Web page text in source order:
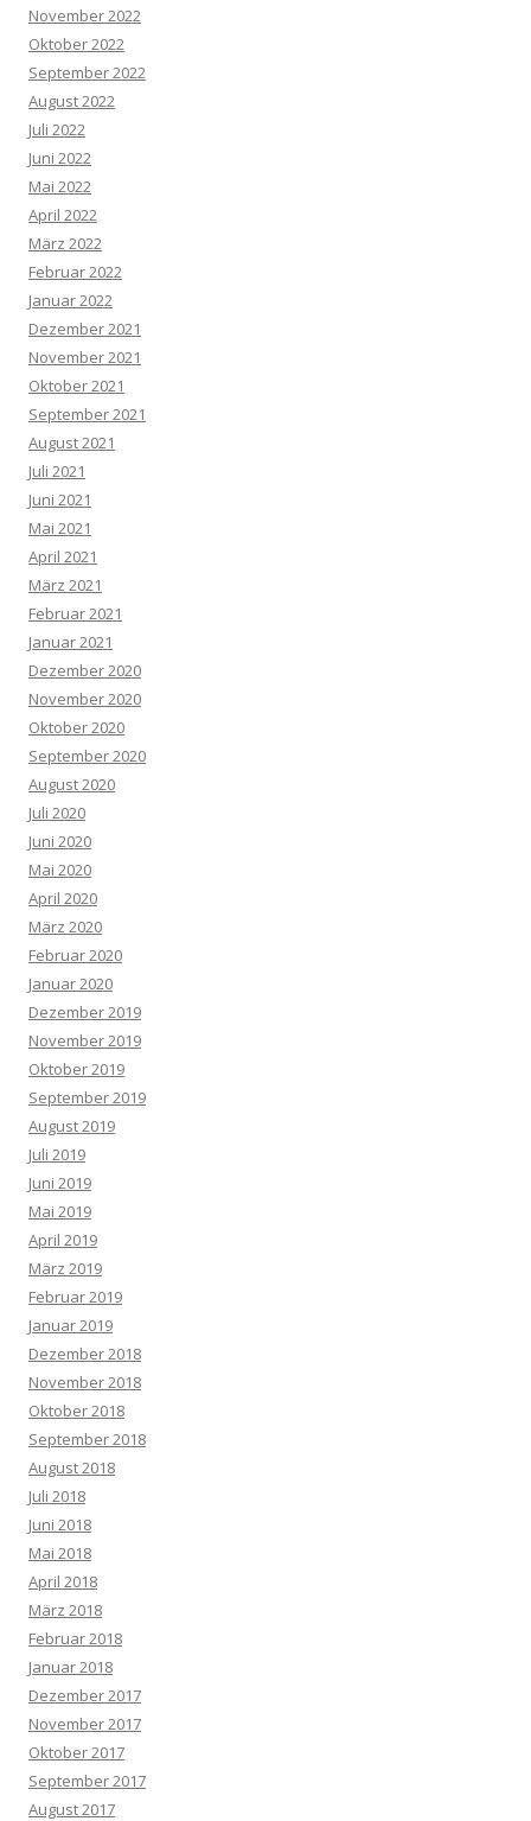
November 2022
Oktober 2022
September 2022
August 2022
Juli 2022
Juni 2022
Mai 2022
April 2022
März 2022
Februar 2022
Januar 2022
Dezember 2021
November 2021
Oktober 2021
September 2021
August 2021
Juli 2021
Juni 2021
Mai 2021
April 2021
März 2021
Februar 2021
Januar 2021
Dezember 2020
November 2020
Oktober 2020
September 2020
August 2020
Juli 2020
Juni 2020
Mai 2020
April 2020
März 2020
Februar 2020
Januar 2020
Dezember 2019
November 2019
Oktober 2019
September 2019
August 2019
Juli 2019
Juni 2019
Mai 2019
April 2019
März 2019
Februar 2019
Januar 2019
Dezember 2018
November 2018
Oktober 2018
September 2018
August 2018
Juli 2018
Juni 2018
Mai 2018
April 2018
März 2018
Februar 2018
Januar 2018
Dezember 2017
November 2017
Oktober 2017
September 2017
August 2017